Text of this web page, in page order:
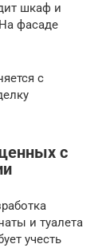
шкаф и
фасаде
с
с
и туалета
учесть